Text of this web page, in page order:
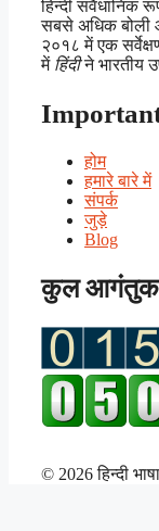
हिन्दी संवैधानिक
सबसे अधिक बोली
२०१८ में एक
में हिंदीने भारतीय
होम
हमारे बारे में
संपर्क
जुड़े
Blog
कुल आगंतुक
© 2026 हिन्दी भाषा